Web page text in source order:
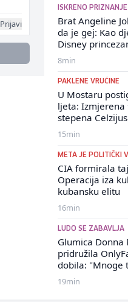
Prijavi
ISKRENO PRIZNANJE
Brat Angeline
da je gej: Kao
Disney
8min
PAKLENE VRUĆINE
U Mostaru
ljeta:
stepena
15min
META JE POLITIČKI
CIA formirala
Operacija iza
kubansku elitu
16min
LUDO SE ZABAVLJA
Glumica Donna
pridružila
dobila: "Mnoge
19min